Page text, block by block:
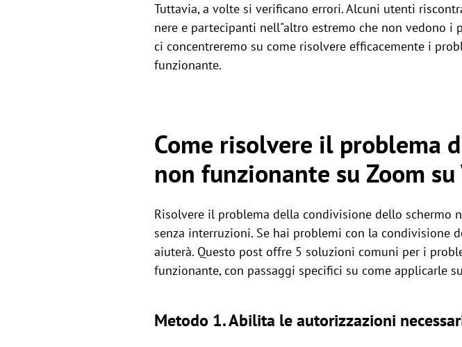
Tuttavia, a volte si verificano errori. Alcuni utenti
nere e partecipanti nell"altro estremo che non vedono
ci concentreremo su come risolvere efficacemente i
funzionante.
Come risolvere il problema
non funzionante su Zoom
Risolvere il problema della condivisione dello schermo
senza interruzioni. Se hai problemi con la condivisione
aiuterà. Questo post offre 5 soluzioni comuni per i
funzionante, con passaggi specifici su come applicarle
Metodo 1. Abilita le autorizzazioni